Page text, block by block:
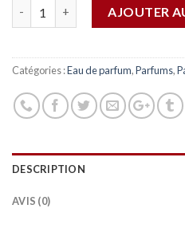
AJOUTER
Catégories :Eau de parfum,Parfums,
DESCRIPTION
AVIS (0)